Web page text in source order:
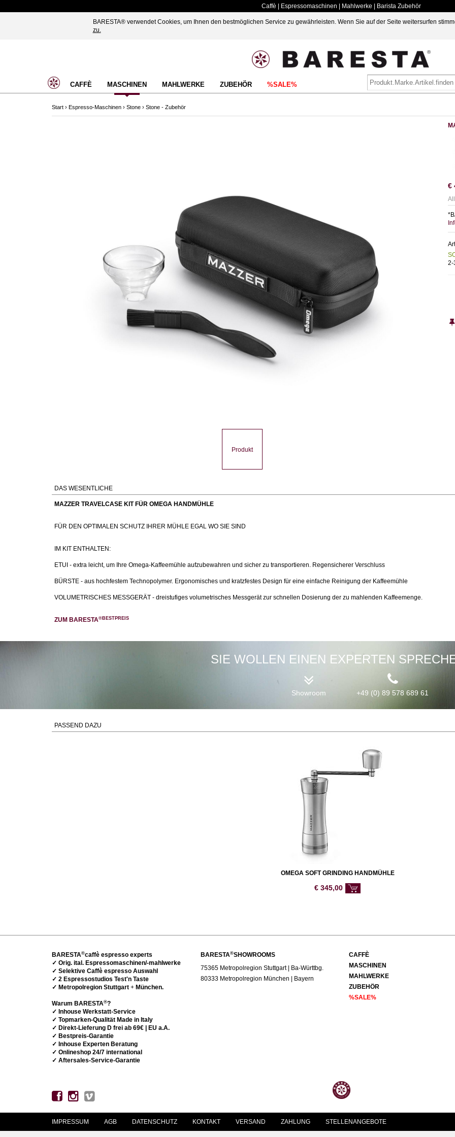
BARESTA® verwendet Cookies, um Ihnen den bestmöglichen Service zu gewährleisten. Wenn Sie auf der Seite weitersurfen
zu.
Caffè | Espressomaschinen | Mahlwerke | Barista Zubehör
CAFFÈ MASCHINEN MAHLWERKE ZUBEHÖR %SALE%
Start › Espresso-Maschinen › Stone › Stone - Zubehör
Produkt
€
2-
DAS WESENTLICHE
MAZZER TRAVELCASE KIT FÜR OMEGA HANDMÜHLE
FÜR DEN OPTIMALEN SCHUTZ IHRER MÜHLE EGAL WO SIE SIND
IM KIT ENTHALTEN:
ETUI - extra leicht, um Ihre Omega-Kaffeemühle aufzubewahren und sicher zu transportieren. Regensicherer Verschluss
BÜRSTE - aus hochfestem Technopolymer. Ergonomisches und kratzfestes Design für eine einfache Reinigung der Kaffeemühle
VOLUMETRISCHES MESSGERÄT - dreistufiges volumetrisches Messgerät zur schnellen Dosierung der zu mahlenden Kaffeemenge.
ZUM BARESTA®BESTPREIS
SIE WOLLEN EINEN EXPERTEN
Showroom +49 (0) 89 578 689 61
PASSEND DAZU
OMEGA SOFT GRINDING HANDMÜHLE
€ 345,00
BARESTA®caffè espresso experts
✓ Orig. ital. Espressomaschinen/-mahlwerke
✓ Selektive Caffè espresso Auswahl
✓ 2 Espressostudios Test'n Taste
✓ Metropolregion Stuttgart + München.
Warum BARESTA®?
✓ Inhouse Werkstatt-Service
✓ Topmarken-Qualität Made in Italy
✓ Direkt-Lieferung D frei ab 69€ | EU a.A.
✓ Bestpreis-Garantie
✓ Inhouse Experten Beratung
✓ Onlineshop 24/7 international
✓ Aftersales-Service-Garantie
BARESTA®SHOWROOMS
75365 Metropolregion Stuttgart | Ba-Württbg.
80333 Metropolregion München | Bayern
CAFFÈ
MASCHINEN
MAHLWERKE
ZUBEHÖR
%SALE%
IMPRESSUM AGB DATENSCHUTZ KONTAKT VERSAND ZAHLUNG STELLENANGEBOTE